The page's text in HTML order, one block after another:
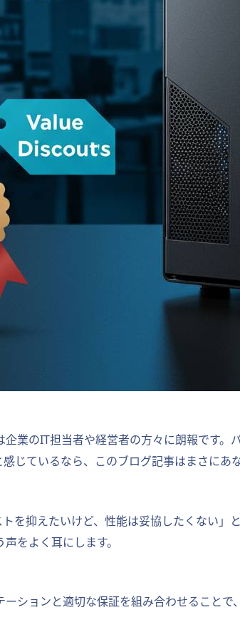
業のIT担当者や経営者の方々に朗報です
じているなら、このブログ記事はまさにあ
を抑えたいけど、性能は妥協したくない
をよく耳にします。
ションと適切な保証を組み合わせること